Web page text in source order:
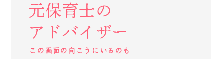
元保育士の
アドバイザー
この画面の向こうにいるのも